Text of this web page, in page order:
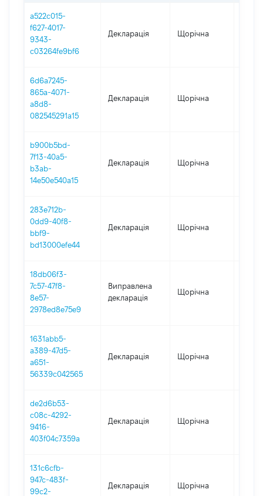
a522c015-
f627-4017-
9343-
c03264fe9bf6
Декларація Щорічна
6d6a7245-
865a-4071-
a8d8-
082545291a15
Декларація Щорічна
b900b5bd-
7f13-40a5-
b3ab-
14e50e540a15
Декларація Щорічна
283e712b-
0dd9-40f8-
bbf9-
bd13000efe44
Декларація Щорічна
18db06f3-
7c57-47f8-
8e57-
2978ed8e75e9
Виправлена
декларація
Щорічна
1631abb5-
a389-47d5-
a651-
56339c042565
Декларація Щорічна
de2d6b53-
c08c-4292-
9416-
403f04c7359a
Декларація Щорічна
131c6cfb-
947c-483f-
99c2-
Декларація Щорічна